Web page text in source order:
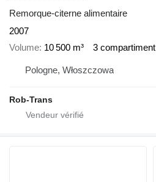
Remorque-citerne alimentaire
2007
Volume 10 500 m³ 3 compartiment
Pologne, Włoszczowa
Rob-Trans